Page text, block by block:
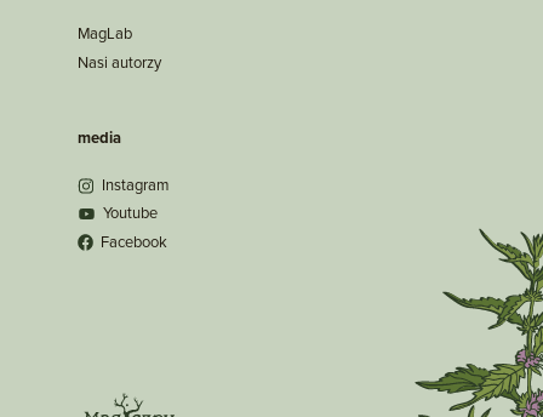
MagLab
Nasi autorzy
media
Instagram
Youtube
Facebook